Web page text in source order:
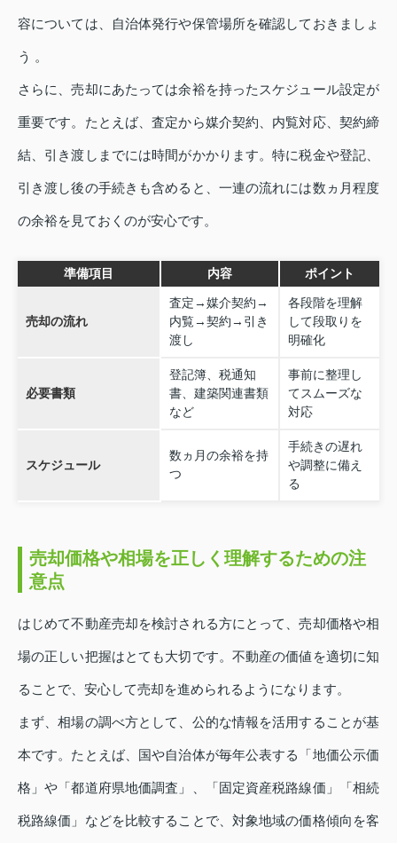
容については、自治体発行や保管場所を確認しておきましょ
う 。
さらに、売却にあたっては余裕を持ったスケジュール設定が
重要です。たとえば、査定から媒介契約、内覧対応、契約締
結、引き渡しまでには時間がかかります。特に税金や登記、
引き渡し後の手続きも含めると、一連の流れには数ヵ月程度
の余裕を見ておくのが安心です。
準備項目 内容 ポイント
売却の流れ
査定→媒介契約→
内覧→契約→引き
渡し
各段階を理解
して段取りを
明確化
必要書類
登記簿、税通知
書、建築関連書類
など
事前に整理し
てスムーズな
対応
スケジュール
数ヵ月の余裕を持
つ
手続きの遅れ
や調整に備え
る
売却価格や相場を正しく理解するための注
意点
はじめて不動産売却を検討される方にとって、売却価格や相
場の正しい把握はとても大切です。不動産の価値を適切に知
ることで、安心して売却を進められるようになります。
まず、相場の調べ方として、公的な情報を活用することが基
本です。たとえば、国や自治体が毎年公表する「地価公示価
格」や「都道府県地価調査」、「固定資産税路線価」「相続
税路線価」などを比較することで、対象地域の価格傾向を客